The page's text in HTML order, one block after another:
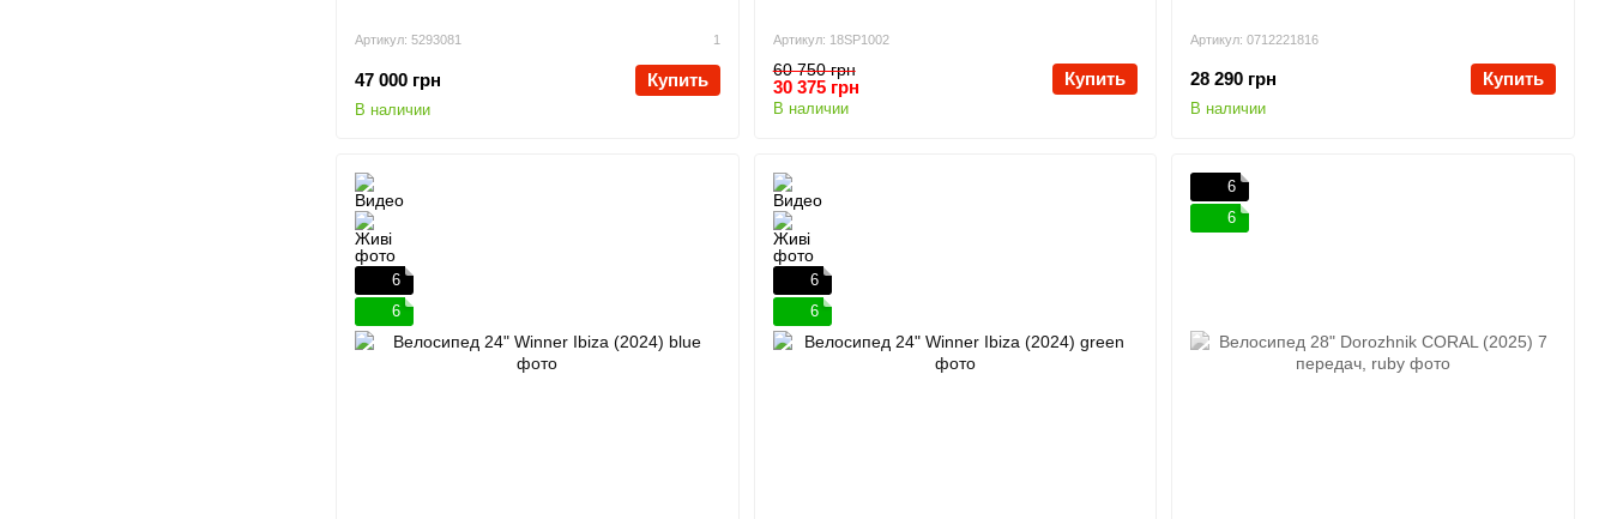
Артикул: 5293081 1
47 000 грн Купить
В наличии
Артикул: 18SP1002
60 750 грн
30 375 грн Купить
В наличии
Артикул: 0712221816
28 290 грн Купить
В наличии
6
6
6
6
6
6